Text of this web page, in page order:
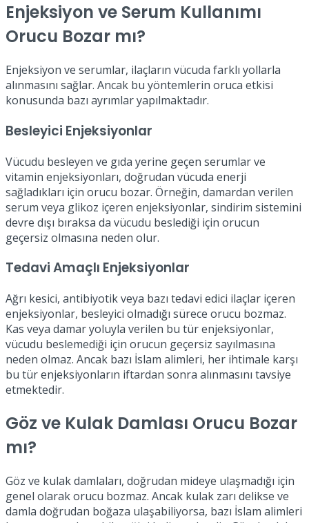
Enjeksiyon ve Serum Kullanımı
Orucu Bozar mı?
Enjeksiyon ve serumlar, ilaçların vücuda farklı yollarla
alınmasını sağlar. Ancak bu yöntemlerin oruca etkisi
konusunda bazı ayrımlar yapılmaktadır.
Besleyici Enjeksiyonlar
Vücudu besleyen ve gıda yerine geçen serumlar ve
vitamin enjeksiyonları, doğrudan vücuda enerji
sağladıkları için orucu bozar. Örneğin, damardan verilen
serum veya glikoz içeren enjeksiyonlar, sindirim sistemini
devre dışı bıraksa da vücudu beslediği için orucun
geçersiz olmasına neden olur.
Tedavi Amaçlı Enjeksiyonlar
Ağrı kesici, antibiyotik veya bazı tedavi edici ilaçlar içeren
enjeksiyonlar, besleyici olmadığı sürece orucu bozmaz.
Kas veya damar yoluyla verilen bu tür enjeksiyonlar,
vücudu beslemediği için orucun geçersiz sayılmasına
neden olmaz. Ancak bazı İslam alimleri, her ihtimale karşı
bu tür enjeksiyonların iftardan sonra alınmasını tavsiye
etmektedir.
Göz ve Kulak Damlası Orucu Bozar
mı?
Göz ve kulak damlaları, doğrudan mideye ulaşmadığı için
genel olarak orucu bozmaz. Ancak kulak zarı delikse ve
damla doğrudan boğaza ulaşabiliyorsa, bazı İslam alimleri